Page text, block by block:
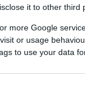
it to other third
more Google
or usage
to use your data